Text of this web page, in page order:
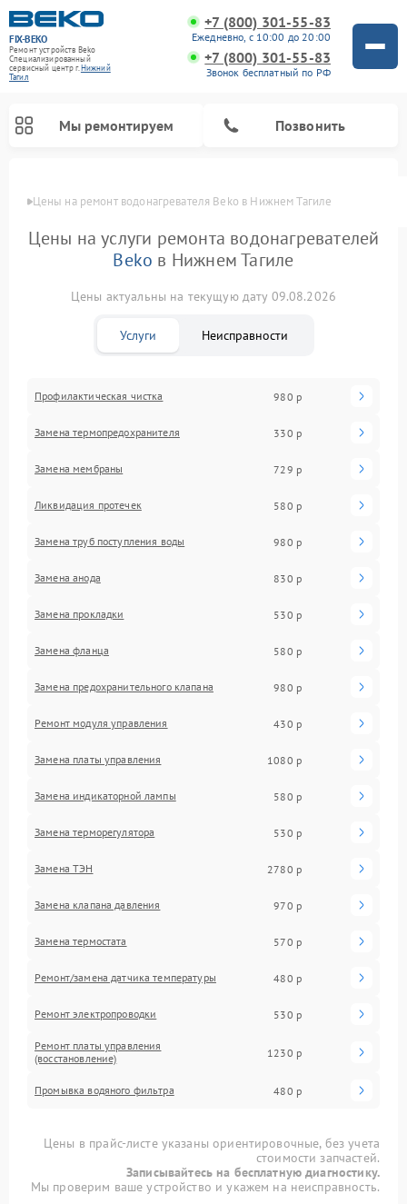
FIX-BEKO
Ремонт устройств Beko
Специализированный
cервисный центр г.Нижний
Тагил
+7 (800) 301-55-83
Ежедневно, с 10:00 до 20:00
+7 (800) 301-55-83
Звонок бесплатный по РФ
Мы ремонтируем Позвонить
Цены на ремонт водонагревателя Beko в Нижнем Тагиле
Цены на услуги ремонта водонагревателей
Beko в Нижнем Тагиле
Цены актуальны на текущую дату 09.08.2026
Услуги Неисправности
Профилактическая чистка 980 р
Замена термопредохранителя 330 р
Замена мембраны 729 р
Ликвидация протечек 580 р
Замена труб поступления воды 980 р
Замена анода 830 р
Замена прокладки 530 р
Замена фланца 580 р
Замена предохранительного клапана 980 р
Ремонт модуля управления 430 р
Замена платы управления 1080 р
Замена индикаторной лампы 580 р
Замена терморегулятора 530 р
Замена ТЭН 2780 р
Замена клапана давления 970 р
Замена термостата 570 р
Ремонт/замена датчика температуры 480 р
Ремонт электропроводки 530 р
Ремонт платы управления
(восстановление)
1230 р
Промывка водяного фильтра 480 р
Цены в прайс-листе указаны ориентировочные, без учета
стоимости запчастей.
Записывайтесь на бесплатную диагностику.
Мы проверим ваше устройство и укажем на неисправность.